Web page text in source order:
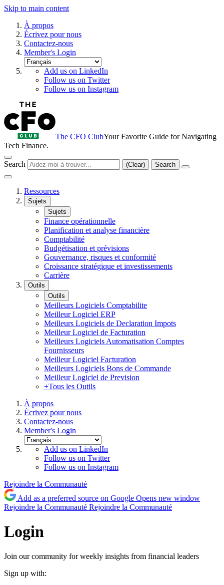
Skip to main content
À propos
Écrivez pour nous
Contactez-nous
Member's Login
Add us on LinkedIn
Follow us on Twitter
Follow us on Instagram
The CFO ClubYour Favorite Guide for Navigating
Tech Finance.
Search (Clear) Search
Ressources
Sujets
Sujets
Finance opérationnelle
Planification et analyse financière
Comptabilité
Budgétisation et prévisions
Gouvernance, risques et conformité
Croissance stratégique et investissements
Carrière
Outils
Outils
Meilleurs Logiciels Comptabilite
Meilleur Logiciel ERP
Meilleurs Logiciels de Declaration Impots
Meilleur Logiciel de Facturation
Meilleurs Logiciels Automatisation Comptes
Fournisseurs
Meilleur Logiciel Facturation
Meilleurs Logiciels Bons de Commande
Meilleur Logiciel de Prevision
+Tous les Outils
À propos
Écrivez pour nous
Contactez-nous
Member's Login
Add us on LinkedIn
Follow us on Twitter
Follow us on Instagram
Rejoindre la Communauté
Add as a preferred source on Google Opens new window
Rejoindre la Communauté Rejoindre la Communauté
Login
Join our community for weekly insights from financial leaders
Sign up with: